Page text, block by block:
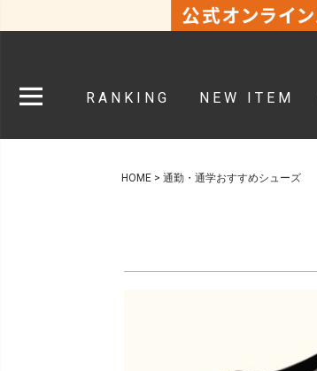
RANKING NEW ITEM
HOME 通勤・通学おすすめシューズ